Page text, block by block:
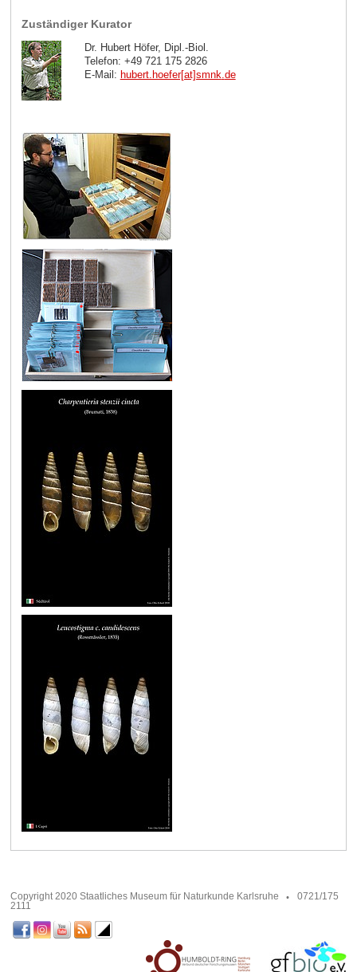
Zuständiger Kurator
Dr. Hubert Höfer, Dipl.-Biol.
Telefon: +49 721 175 2826
E-Mail: hubert.hoefer[at]smnk.de
Copyright 2020 Staatliches Museum für Naturkunde Karlsruhe
0721/175
2111